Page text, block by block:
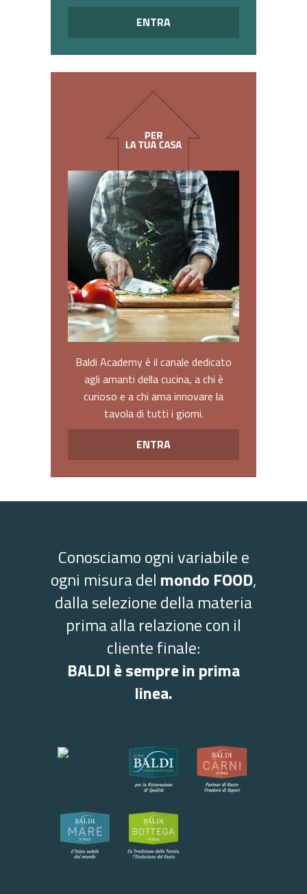
ENTRA
Baldi Academy è il canale dedicato
agli amanti della cucina, a chi è
curioso e a chi ama innovare la
tavola di tutti i giorni.
ENTRA
Conosciamo ogni variabile e
ogni misura del mondo FOOD,
dalla selezione della materia
prima alla relazione con il
cliente finale:
BALDI è sempre in prima
linea.